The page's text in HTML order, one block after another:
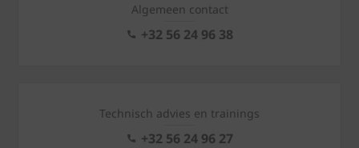
Algemeen contact
+32 56 24 96 38
Technisch advies en trainings
+32 56 24 96 27